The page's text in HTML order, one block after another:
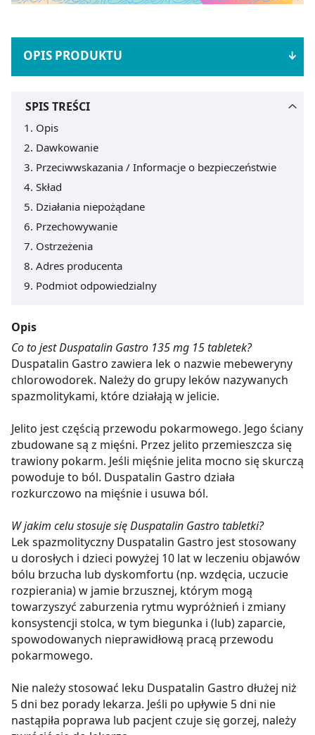
OPIS PRODUKTU
SPIS TREŚCI
Opis
Dawkowanie
Przeciwwskazania / Informacje o bezpieczeństwie
Skład
Działania niepożądane
Przechowywanie
Ostrzeżenia
Adres producenta
Podmiot odpowiedzialny
Opis
Co to jest Duspatalin Gastro 135 mg 15 tabletek?
Duspatalin Gastro zawiera lek o nazwie mebeweryny
chlorowodorek. Należy do grupy leków nazywanych
spazmolitykami, które działają w jelicie.
Jelito jest częścią przewodu pokarmowego. Jego ściany
zbudowane są z mięśni. Przez jelito przemieszcza się
trawiony pokarm. Jeśli mięśnie jelita mocno się skurczą
powoduje to ból. Duspatalin Gastro działa
rozkurczowo na mięśnie i usuwa ból.
W jakim celu stosuje się Duspatalin Gastro tabletki?
Lek spazmolityczny Duspatalin Gastro jest stosowany
u dorosłych i dzieci powyżej 10 lat w leczeniu objawów
bólu brzucha lub dyskomfortu (np. wzdęcia, uczucie
rozpierania) w jamie brzusznej, którym mogą
towarzyszyć zaburzenia rytmu wypróżnień i zmiany
konsystencji stolca, w tym biegunka i (lub) zaparcie,
spowodowanych nieprawidłową pracą przewodu
pokarmowego.
Nie należy stosować leku Duspatalin Gastro dłużej niż
5 dni bez porady lekarza. Jeśli po upływie 5 dni nie
nastąpiła poprawa lub pacjent czuje się gorzej, należy